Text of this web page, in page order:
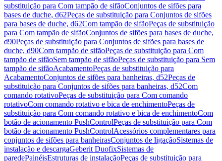
substituição para Com tampão de sifãoConjuntos de sifões para
bases de duche, d62Peças de substituição para Conjuntos de sifões
para bases de duche, d62Com tampão de sifãoPeças de substituição
para Com tampão de sifãoConjuntos de sifões para bases de duche,
d90Peças de substituição para Conjuntos de sifões para bases de
duche, d90Com tampão de sifãoPeças de substituição para Com
tampão de sifãoSem tampão de sifãoPeças de substituição para Sem
tampão de sifãoAcabamentoPeças de substituição para
AcabamentoConjuntos de sifões para banheiras, d52Peças de
substituição para Conjuntos de sifões para banheiras, d52Com
comando rotativoPeças de substituição para Com comando
rotativoCom comando rotativo e bica de enchimentoPeças de
substituição para Com comando rotativo e bica de enchimentoCom
botão de acionamento PushControlPeças de substituição para Com
botão de acionamento PushControlAcessórios complementares para
conjuntos de sifões para banheirasConjuntos de ligaçãoSistemas de
instalação e descargaGeberit DuofixSistemas de
paredePainéisEstruturas de instalaçãoPeças de substituição para